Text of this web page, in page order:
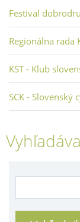
Festival
Regionálna rada
KST - Klub
SCK - Slovenský